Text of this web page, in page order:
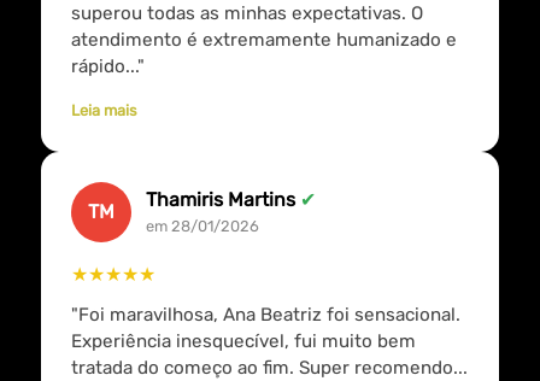
superou todas as minhas expectativas. O
atendimento é extremamente humanizado e
rápido..."
Leia mais
TM Thamiris Martins ✔
em 28/01/2026
★★★★★
"Foi maravilhosa, Ana Beatriz foi sensacional.
Experiência inesquecível, fui muito bem
tratada do começo ao fim. Super recomendo...